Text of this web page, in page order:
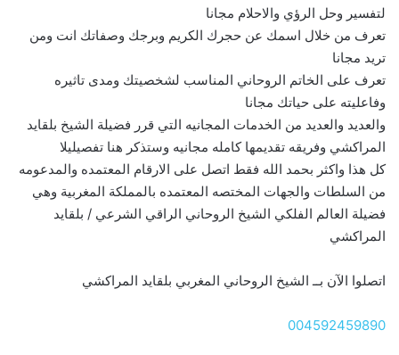
لتفسير وحل الرؤي والاحلام مجانا
تعرف من خلال اسمك عن حجرك الكريم وبرجك وصفاتك انت ومن
تريد مجانا
تعرف على الخاتم الروحاني المناسب لشخصيتك ومدى تاثيره
وفاعليته على حياتك مجانا
والعديد والعديد من الخدمات المجانيه التي قرر فضيلة الشيخ بلقايد
المراكشي وفريقه تقديمها كامله مجانيه وستذكر هنا تفصيليلا
كل هذا واكثر بحمد الله فقط اتصل على الارقام المعتمده والمدعومه
من السلطات والجهات المختصه المعتمده بالمملكة المغربية وهي
فضيلة العالم الفلكي الشيخ الروحاني الراقي الشرعي / بلقايد
المراكشي
اتصلوا الآن بــ الشيخ الروحاني المغربي بلقايد المراكشي
004592459890